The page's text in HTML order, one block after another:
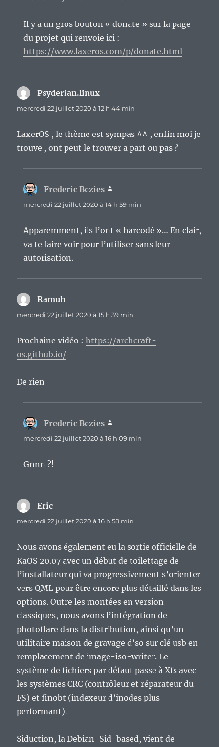
Il y a un gros bouton « donate » sur la page
du projet qui renvoie ici :
https://www.laxeros.com/p/donate.html
Psyderian.linux
mercredi 22 juillet 2020 à 12 h 44 min
LaxerOS , le thème est sympas ^^ , enfin moi je
trouve , ont peut le trouver a part ou pas ?
Frederic Bezies
mercredi 22 juillet 2020 à 14 h 59 min
Apparemment, ils l’ont « harcodé »… En clair,
va te faire voir pour l’utiliser sans leur
autorisation.
Ramuh
mercredi 22 juillet 2020 à 15 h 39 min
Prochaine vidéo :https://archcraft-
os.github.io/
De rien
Frederic Bezies
mercredi 22 juillet 2020 à 16 h 09 min
Gnnn ?!
Eric
mercredi 22 juillet 2020 à 16 h 58 min
Nous avons également eu la sortie officielle de
KaOS 20.07 avec un début de toilettage de
l’installateur qui va progressivement s’orienter
vers QML pour être encore plus détaillé dans les
options. Outre les montées en version
classiques, nous avons l’intégration de
photoflare dans la distribution, ainsi qu’un
utilitaire maison de gravage d’so sur clé usb en
remplacement de image-iso-writer. Le
système de fichiers par défaut passe à Xfs avec
les systèmes CRC (contrôleur et réparateur du
FS) et finobt (indexeur d’inodes plus
performant).
Siduction, la Debian-Sid-based, vient de